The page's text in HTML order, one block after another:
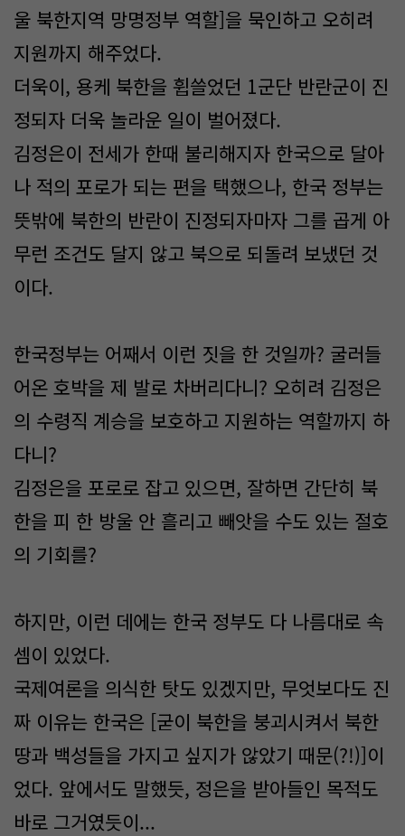
울 북한지역 망명정부 역할]을 묵인하고 오히려
지원까지 해주었다.
더욱이, 용케 북한을 휩쓸었던 1군단 반란군이 진
정되자 더욱 놀라운 일이 벌어졌다.
김정은이 전세가 한때 불리해지자 한국으로 달아
나 적의 포로가 되는 편을 택했으나, 한국 정부는
뜻밖에 북한의 반란이 진정되자마자 그를 곱게 아
무런 조건도 달지 않고 북으로 되돌려 보냈던 것
이다.
한국정부는 어째서 이런 짓을 한 것일까? 굴러들
어온 호박을 제 발로 차버리다니? 오히려 김정은
의 수령직 계승을 보호하고 지원하는 역할까지 하
다니?
김정은을 포로로 잡고 있으면, 잘하면 간단히 북
한을 피 한 방울 안 흘리고 빼앗을 수도 있는 절호
의 기회를?
하지만, 이런 데에는 한국 정부도 다 나름대로 속
셈이 있었다.
국제여론을 의식한 탓도 있겠지만, 무엇보다도 진
짜 이유는 한국은 [굳이 북한을 붕괴시켜서 북한
땅과 백성들을 가지고 싶지가 않았기 때문(?!)]이
었다. 앞에서도 말했듯, 정은을 받아들인 목적도
바로 그거였듯이...